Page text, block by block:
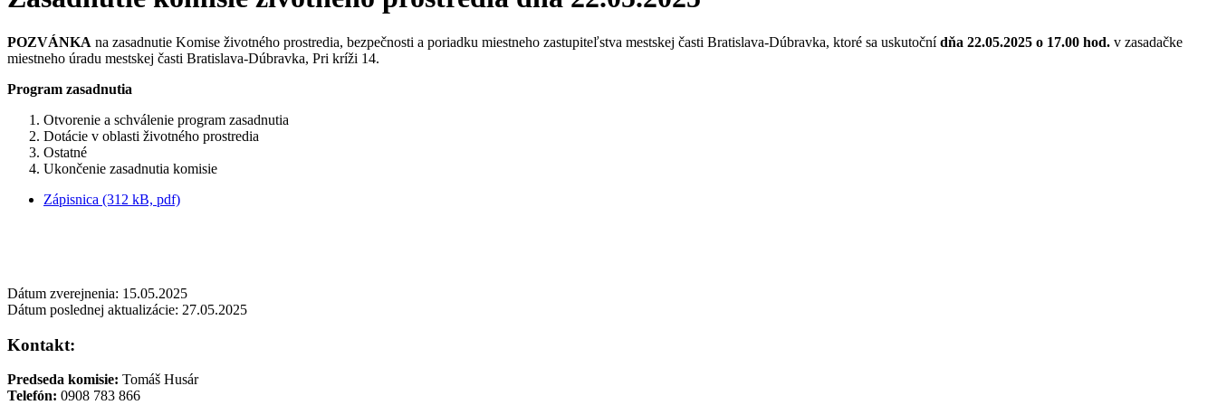
POZVÁNKA na zasadnutie Komise životného prostredia, bezpečnosti a poriadku miestneho zastupiteľstva mestskej časti Bratislava-Dúbravka, ktoré sa uskutočnídňa 22.05.2025 o 17.00 hod. v zasadačke
miestneho úradu mestskej časti Bratislava-Dúbravka, Pri kríži 14.
Program zasadnutia
Otvorenie a schválenie program zasadnutia
Dotácie v oblasti životného prostredia
Ostatné
Ukončenie zasadnutia komisie
Zápisnica (312 kB, pdf)
Dátum zverejnenia: 15.05.2025
Dátum poslednej aktualizácie: 27.05.2025
Kontakt:
Predseda komisie: Tomáš Husár
Telefón: 0908 783 866